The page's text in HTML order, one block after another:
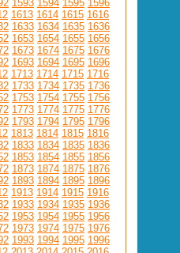
1593 1594 1595 1596
1613 1614 1615 1616
1633 1634 1635 1636
1653 1654 1655 1656
1673 1674 1675 1676
1693 1694 1695 1696
1713 1714 1715 1716
1733 1734 1735 1736
1753 1754 1755 1756
1773 1774 1775 1776
1793 1794 1795 1796
1813 1814 1815 1816
1833 1834 1835 1836
1853 1854 1855 1856
1873 1874 1875 1876
1893 1894 1895 1896
1913 1914 1915 1916
1933 1934 1935 1936
1953 1954 1955 1956
1973 1974 1975 1976
1993 1994 1995 1996